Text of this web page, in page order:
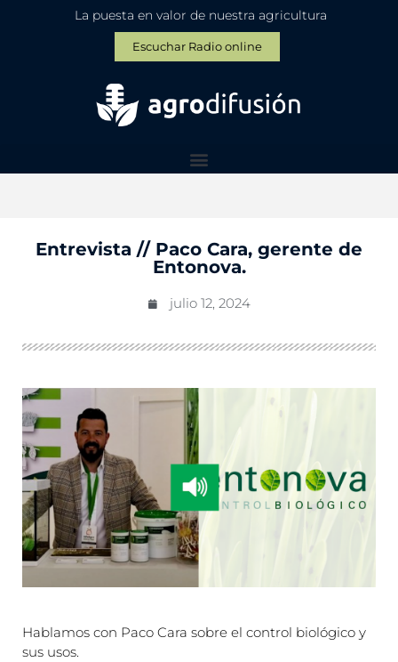
La puesta en valor de nuestra agricultura
Escuchar Radio online
Entrevista // Paco Cara, gerente de
Entonova.
julio 12, 2024
Hablamos con Paco Cara sobre el control biológico y
sus usos.